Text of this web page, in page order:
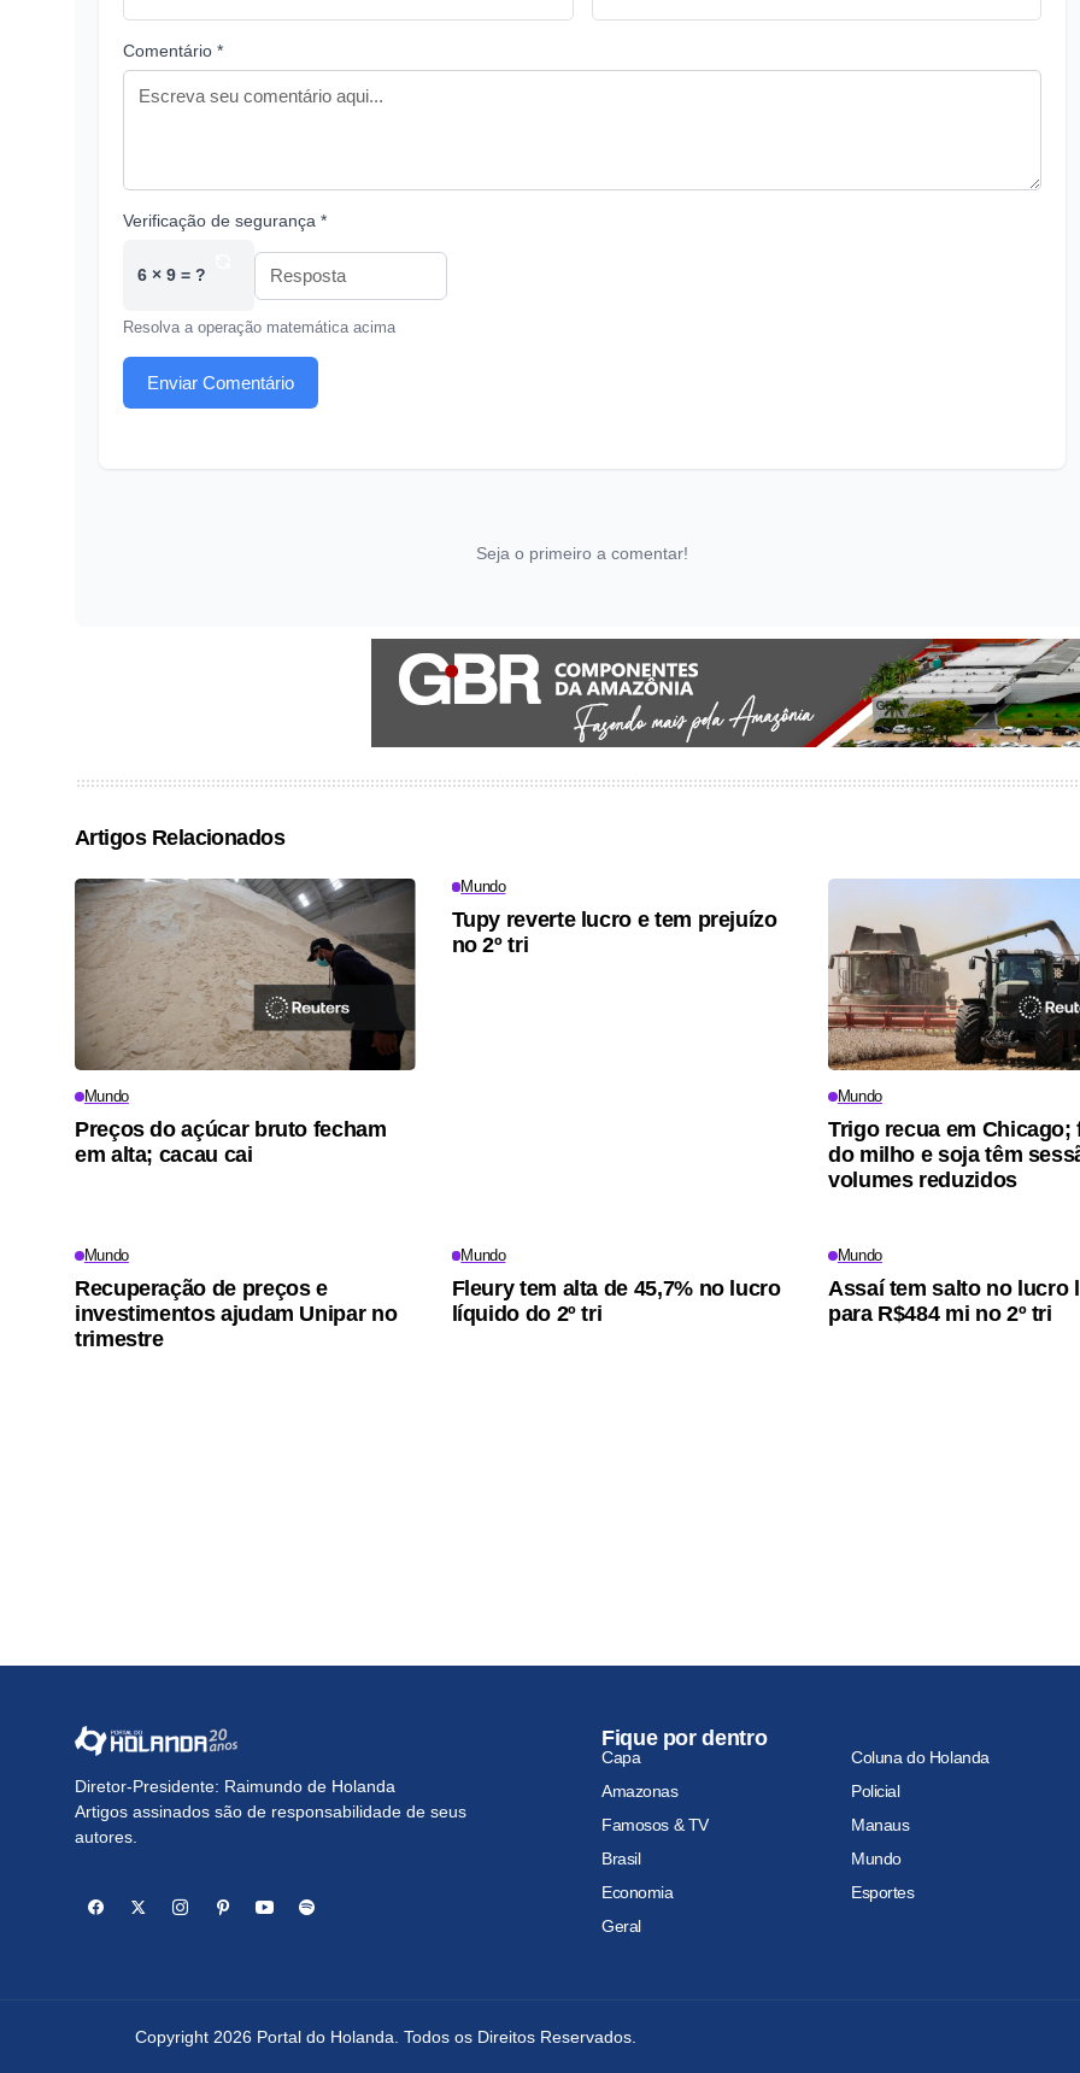
Comentário *
Verificação de segurança *
6 × 9 = ?
Resolva a operação matemática acima
Enviar Comentário
Seja o primeiro a comentar!
Artigos Relacionados
Mundo
Preços do açúcar bruto fecham
em alta; cacau cai
Mundo
Tupy reverte lucro e tem prejuízo
no 2º tri
Mundo
Trigo recua em Chicago;
do milho e soja têm
volumes reduzidos
Mundo
Recuperação de preços e
investimentos ajudam Unipar no
trimestre
Mundo
Fleury tem alta de 45,7% no lucro
líquido do 2º tri
Mundo
Assaí tem salto no lucro
para R$484 mi no 2º tri
Diretor-Presidente: Raimundo de Holanda
Artigos assinados são de responsabilidade de seus
autores.
Fique por dentro
Capa
Coluna do Holanda
Amazonas
Policial
Famosos & TV
Manaus
Brasil
Mundo
Economia
Esportes
Geral
Copyright 2026 Portal do Holanda. Todos os Direitos Reservados.